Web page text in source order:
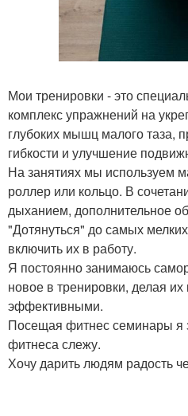
Мои тренировки - это
комплекс упражнений на
глубоких мышц малого таза,
гибкости и улучшение
На занятиях мы используем
роллер или кольцо. В
дыханием, дополнительное
"Дотянуться" до самых
включить их в работу.
Я постоянно занимаюсь
новое в тренировки, делая
эффективными.
Посещая фитнес семинары я
фитнеса слежу.
Хочу дарить людям радость